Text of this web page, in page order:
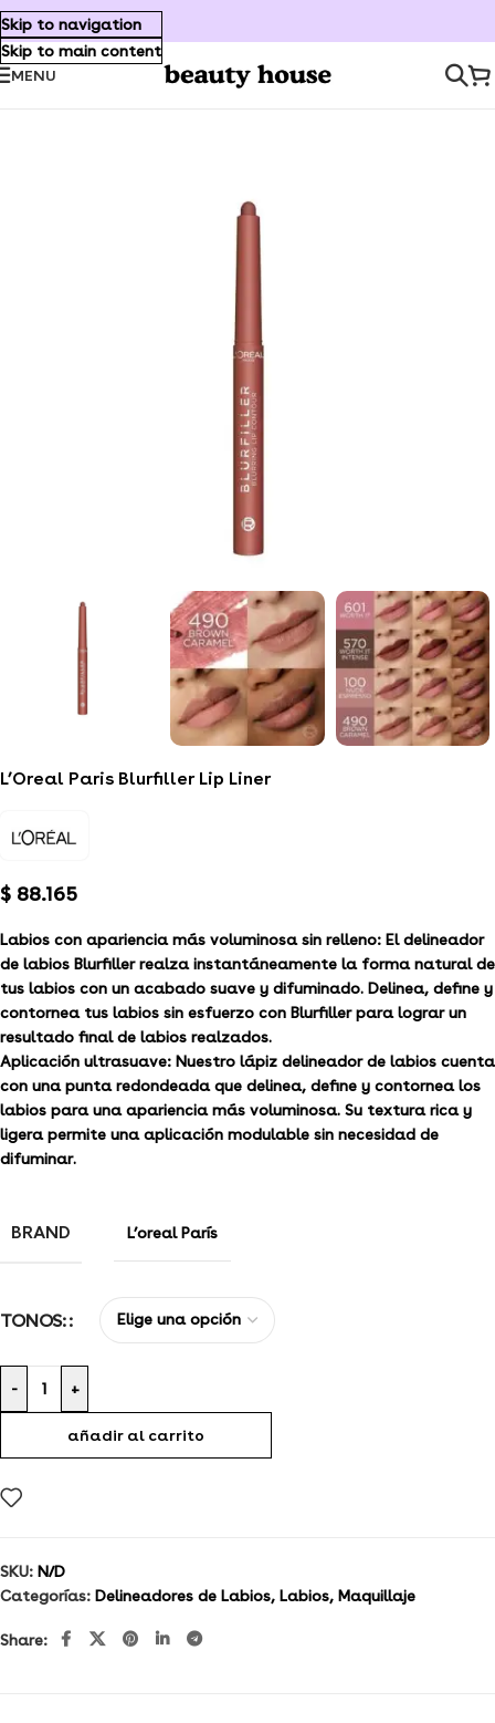
Skip to navigation
Skip to main content
MENU
L’Oreal Paris Blurfiller Lip Liner
$ 88.165
Labios con apariencia más voluminosa sin relleno: El delineador
de labios Blurfiller realza instantáneamente la forma natural de
tus labios con un acabado suave y difuminado. Delinea, define y
contornea tus labios sin esfuerzo con Blurfiller para lograr un
resultado final de labios realzados.
Aplicación ultrasuave: Nuestro lápiz delineador de labios cuenta
con una punta redondeada que delinea, define y contornea los
labios para una apariencia más voluminosa. Su textura rica y
ligera permite una aplicación modulable sin necesidad de
difuminar.
BRAND L’oreal París
TONOS:
- +
añadir al carrito
SKU: N/D
Categorías: Delineadores de Labios, Labios, Maquillaje
Share: